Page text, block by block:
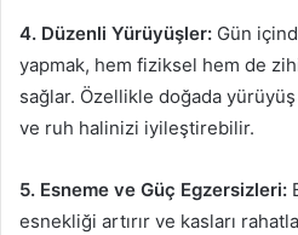
4. Düzenli Yürüyüşler: Gün
yapmak, hem fiziksel hem de
sağlar. Özellikle doğada
ve ruh halinizi iyileştirebilir.
5. Esneme ve Güç Egzersizleri:
esnekliği artırır ve kasları